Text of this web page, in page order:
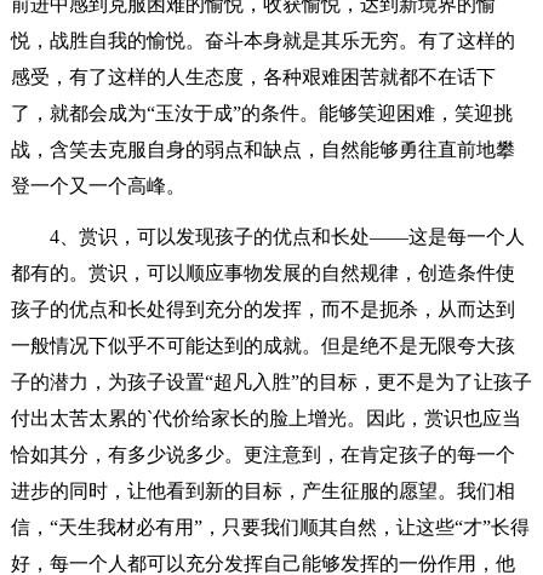
前进中感到克服困难的愉悦，收获愉悦，达到新境界的愉
悦，战胜自我的愉悦。奋斗本身就是其乐无穷。有了这样的
感受，有了这样的人生态度，各种艰难困苦就都不在话下
了，就都会成为“玉汝于成”的条件。能够笑迎困难，笑迎挑
战，含笑去克服自身的弱点和缺点，自然能够勇往直前地攀
登一个又一个高峰。
4、赏识，可以发现孩子的优点和长处——这是每一个人
都有的。赏识，可以顺应事物发展的自然规律，创造条件使
孩子的优点和长处得到充分的发挥，而不是扼杀，从而达到
一般情况下似乎不可能达到的成就。但是绝不是无限夸大孩
子的潜力，为孩子设置“超凡入胜”的目标，更不是为了让孩子
付出太苦太累的`代价给家长的脸上增光。因此，赏识也应当
恰如其分，有多少说多少。更注意到，在肯定孩子的每一个
进步的同时，让他看到新的目标，产生征服的愿望。我们相
信，“天生我材必有用”，只要我们顺其自然，让这些“才”长得
好，每一个人都可以充分发挥自己能够发挥的一份作用，他